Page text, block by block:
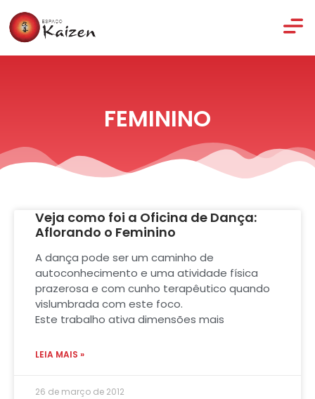
FEMININO
Veja como foi a Oficina de Dança:
Aflorando o Feminino
A dança pode ser um caminho de
autoconhecimento e uma atividade física
prazerosa e com cunho terapêutico quando
vislumbrada com este foco.
Este trabalho ativa dimensões mais
LEIA MAIS »
26 de março de 2012